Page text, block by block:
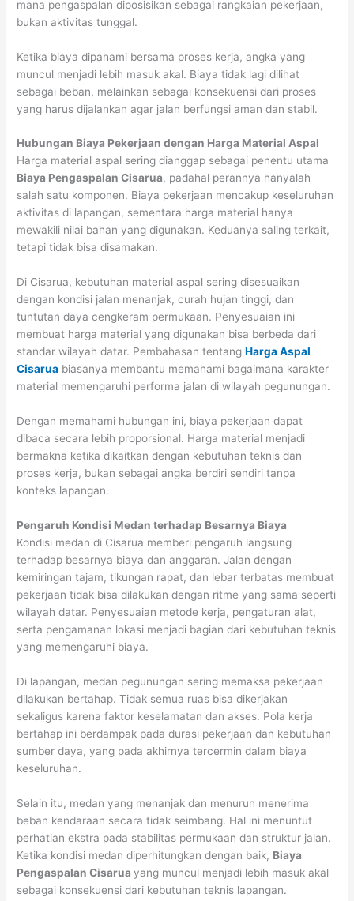
mana pengaspalan diposisikan sebagai rangkaian pekerjaan,
bukan aktivitas tunggal.
Ketika biaya dipahami bersama proses kerja, angka yang
muncul menjadi lebih masuk akal. Biaya tidak lagi dilihat
sebagai beban, melainkan sebagai konsekuensi dari proses
yang harus dijalankan agar jalan berfungsi aman dan stabil.
Hubungan Biaya Pekerjaan dengan Harga Material Aspal
Harga material aspal sering dianggap sebagai penentu utama
Biaya Pengaspalan Cisarua, padahal perannya hanyalah
salah satu komponen. Biaya pekerjaan mencakup keseluruhan
aktivitas di lapangan, sementara harga material hanya
mewakili nilai bahan yang digunakan. Keduanya saling terkait,
tetapi tidak bisa disamakan.
Di Cisarua, kebutuhan material aspal sering disesuaikan
dengan kondisi jalan menanjak, curah hujan tinggi, dan
tuntutan daya cengkeram permukaan. Penyesuaian ini
membuat harga material yang digunakan bisa berbeda dari
standar wilayah datar. Pembahasan tentangHarga Aspal
Cisarua biasanya membantu memahami bagaimana karakter
material memengaruhi performa jalan di wilayah pegunungan.
Dengan memahami hubungan ini, biaya pekerjaan dapat
dibaca secara lebih proporsional. Harga material menjadi
bermakna ketika dikaitkan dengan kebutuhan teknis dan
proses kerja, bukan sebagai angka berdiri sendiri tanpa
konteks lapangan.
Pengaruh Kondisi Medan terhadap Besarnya Biaya
Kondisi medan di Cisarua memberi pengaruh langsung
terhadap besarnya biaya dan anggaran. Jalan dengan
kemiringan tajam, tikungan rapat, dan lebar terbatas membuat
pekerjaan tidak bisa dilakukan dengan ritme yang sama seperti
wilayah datar. Penyesuaian metode kerja, pengaturan alat,
serta pengamanan lokasi menjadi bagian dari kebutuhan teknis
yang memengaruhi biaya.
Di lapangan, medan pegunungan sering memaksa pekerjaan
dilakukan bertahap. Tidak semua ruas bisa dikerjakan
sekaligus karena faktor keselamatan dan akses. Pola kerja
bertahap ini berdampak pada durasi pekerjaan dan kebutuhan
sumber daya, yang pada akhirnya tercermin dalam biaya
keseluruhan.
Selain itu, medan yang menanjak dan menurun menerima
beban kendaraan secara tidak seimbang. Hal ini menuntut
perhatian ekstra pada stabilitas permukaan dan struktur jalan.
Ketika kondisi medan diperhitungkan dengan baik, Biaya
Pengaspalan Cisaruayang muncul menjadi lebih masuk akal
sebagai konsekuensi dari kebutuhan teknis lapangan.